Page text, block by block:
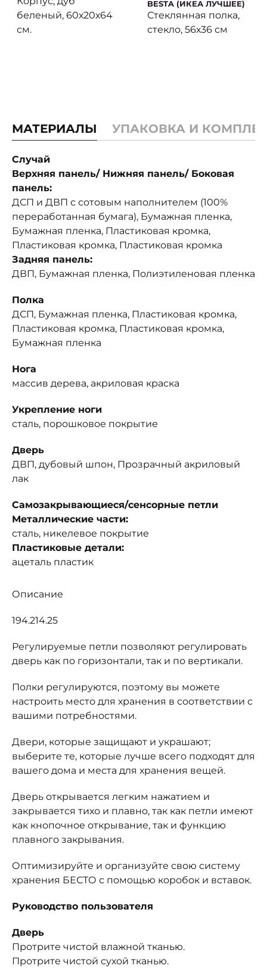
беленый, 60х20х64
см.
BESTA (ИКЕА ЛУЧШЕЕ)
Стеклянная полка,
стекло, 56х36 см
МАТЕРИАЛЫ УПАКОВКА И
Случай
Верхняя панель/ Нижняя панель/ Боковая
панель:
ДСП и ДВП с сотовым наполнителем (100%
переработанная бумага), Бумажная пленка,
Бумажная пленка, Пластиковая кромка,
Пластиковая кромка, Пластиковая кромка
Задняя панель:
ДВП, Бумажная пленка, Полиэтиленовая пленка
Полка
ДСП, Бумажная пленка, Пластиковая кромка,
Пластиковая кромка, Пластиковая кромка,
Бумажная пленка
Нога
массив дерева, акриловая краска
Укрепление ноги
сталь, порошковое покрытие
Дверь
ДВП, дубовый шпон, Прозрачный акриловый
лак
Самозакрывающиеся/сенсорные петли
Металлические части:
сталь, никелевое покрытие
Пластиковые детали:
ацеталь пластик
Описание
194.214.25
Регулируемые петли позволяют регулировать
дверь как по горизонтали, так и по вертикали.
Полки регулируются, поэтому вы можете
настроить место для хранения в соответствии с
вашими потребностями.
Двери, которые защищают и украшают;
выберите те, которые лучше всего подходят для
вашего дома и места для хранения вещей.
Дверь открывается легким нажатием и
закрывается тихо и плавно, так как петли имеют
как кнопочное открывание, так и функцию
плавного закрывания.
Оптимизируйте и организуйте свою систему
хранения БЕСТО с помощью коробок и вставок.
Руководство пользователя
Дверь
Протрите чистой влажной тканью.
Протрите чистой сухой тканью.